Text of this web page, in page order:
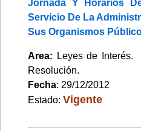
Jornada Y Horarios
Servicio De La
Sus Organismos
Area: Leyes de
Resolución.
Fecha: 29/12/2012
Estado: Vigente